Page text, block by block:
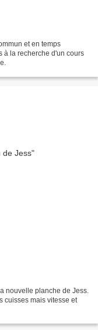
et en temps
à la recherche d'un cours
nouvelle planche de Jess.
cuisses mais vitesse et